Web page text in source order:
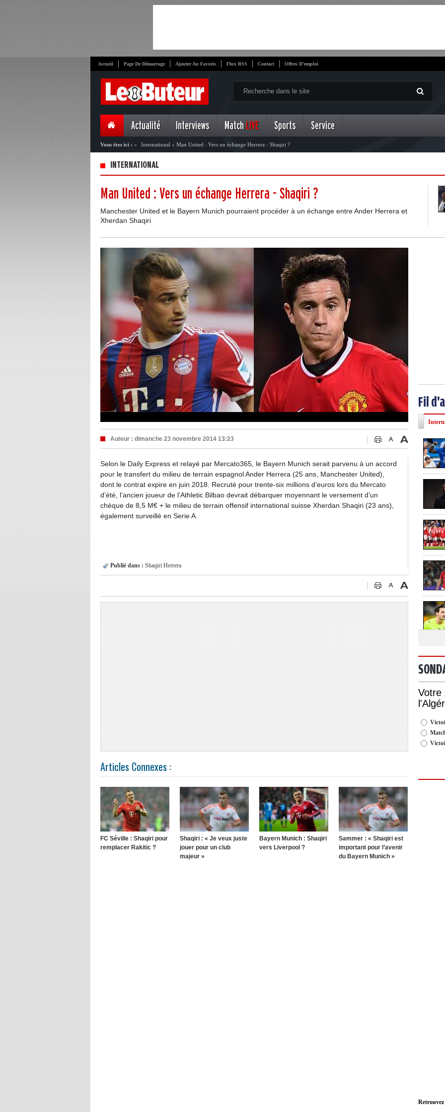
Accueil Page De Démarrage Ajouter Au Favoris Flux RSS Contact Offres D'emploi
Actualité Interviews Match LIVE Sports Service
Vous êtes ici : » International » Man United : Vers un échange Herrera - Shaqiri ?
INTERNATIONAL
Man United : Vers un échange Herrera - Shaqiri ?
Manchester United et le Bayern Munich pourraient procéder à un échange entre Ander Herrera et
Xherdan Shaqiri
Auteur : dimanche 23 novembre 2014 13:23
Selon le Daily Express et relayé par Mercato365, le Bayern Munich serait parvenu à un accord
pour le transfert du milieu de terrain espagnol Ander Herrera (25 ans, Manchester United),
dont le contrat expire en juin 2018. Recruté pour trente-six millions d’euros lors du Mercato
d’été, l’ancien joueur de l’Athletic Bilbao devrait débarquer moyennant le versement d’un
chèque de 8,5 M€ + le milieu de terrain offensif international suisse Xherdan Shaqiri (23 ans),
également surveillé en Serie A.
Publié dans : Shaqiri Herrera
Articles Connexes :
FC Séville : Shaqiri pour
remplacer Rakitic ?
Shaqiri : « Je veux juste
jouer pour un club
majeur »
Bayern Munich : Shaqiri
vers Liverpool ?
Sammer : « Shaqiri est
important pour l’avenir
du Bayern Munich »
Fil
Votre